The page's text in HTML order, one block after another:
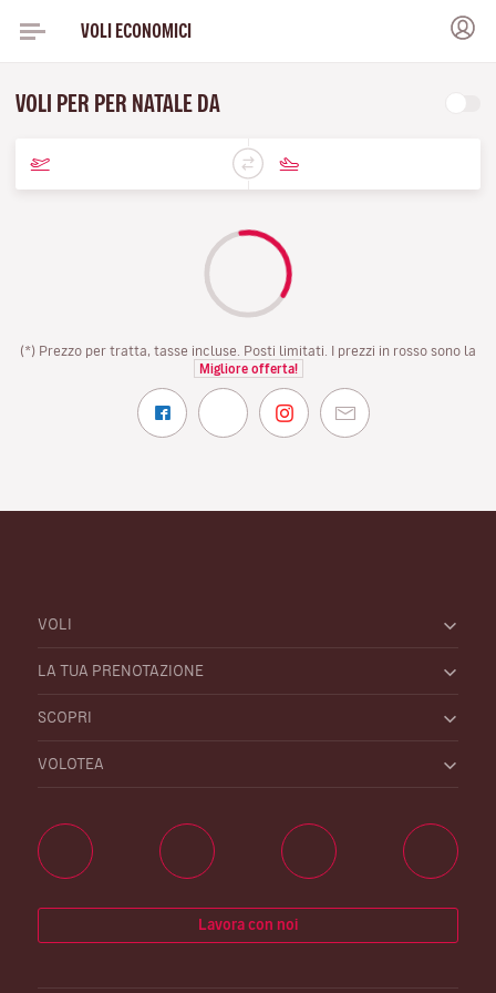
VOLI ECONOMICI
VOLI PER PER NATALE DA
(*) Prezzo per tratta, tasse incluse. Posti limitati. I prezzi in rosso sono la
Migliore offerta!
VOLI
LA TUA PRENOTAZIONE
SCOPRI
VOLOTEA
Lavora con noi